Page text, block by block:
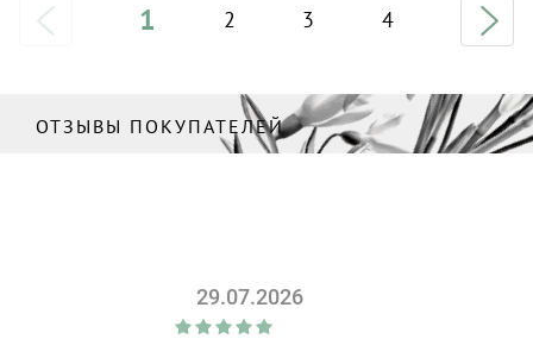
1 2 3 4
ОТЗЫВЫ ПОКУПАТЕЛЕЙ
29.07.2026